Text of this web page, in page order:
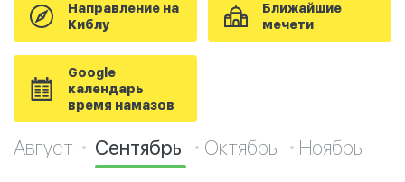
Направление на
Киблу
Ближайшие
мечети
Google
календарь
время намазов
Август Сентябрь Октябрь Ноябрь